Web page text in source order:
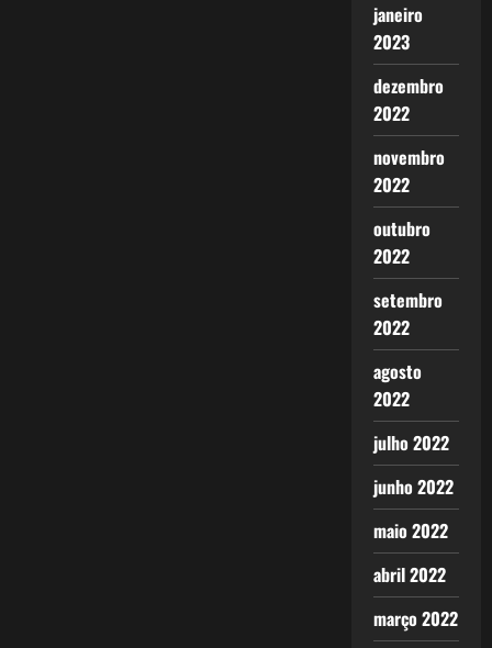
janeiro
2023
dezembro
2022
novembro
2022
outubro
2022
setembro
2022
agosto
2022
julho 2022
junho 2022
maio 2022
abril 2022
março 2022